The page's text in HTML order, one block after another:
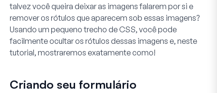
talvez você queira deixar as imagens falarem por si e
remover os rótulos que aparecem sob essas imagens?
Usando um pequeno trecho de CSS, você pode
facilmente ocultar os rótulos dessas imagens e, neste
tutorial, mostraremos exatamente como!
Criando seu formulário